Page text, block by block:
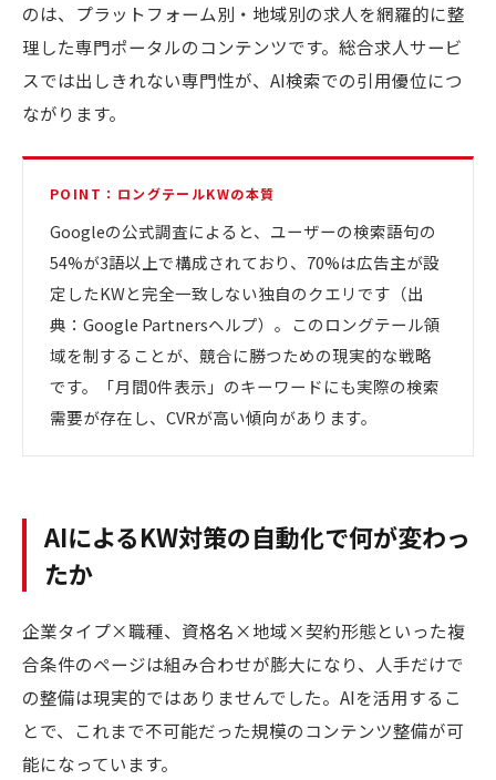
のは、プラットフォーム別・地域別の求人を網羅的に整
理した専門ポータルのコンテンツです。総合求人サービ
スでは出しきれない専門性が、AI検索での引用優位につ
ながります。
POINT：ロングテールKWの本質
Googleの公式調査によると、ユーザーの検索語句の
54%が3語以上で構成されており、70%は広告主が設
定したKWと完全一致しない独自のクエリです（出
典：Google Partnersヘルプ）。このロングテール領
域を制することが、競合に勝つための現実的な戦略
です。「月間0件表示」のキーワードにも実際の検索
需要が存在し、CVRが高い傾向があります。
AIによるKW対策の自動化で何が変わっ
たか
企業タイプ×職種、資格名×地域×契約形態といった複
合条件のページは組み合わせが膨大になり、人手だけで
の整備は現実的ではありませんでした。AIを活用するこ
とで、これまで不可能だった規模のコンテンツ整備が可
能になっています。